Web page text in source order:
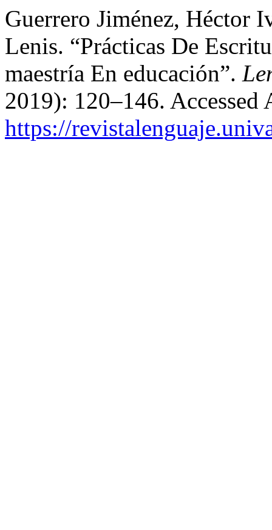
Guerrero Jiménez, Héctor
Lenis. “Prácticas De
maestría En educación”.
2019): 120–146. Accessed
https://